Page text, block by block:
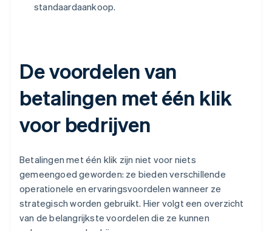
standaardaankoop.
De voordelen van
betalingen met één klik
voor bedrijven
Betalingen met één klik zijn niet voor niets
gemeengoed geworden: ze bieden verschillende
operationele en ervaringsvoordelen wanneer ze
strategisch worden gebruikt. Hier volgt een overzicht
van de belangrijkste voordelen die ze kunnen